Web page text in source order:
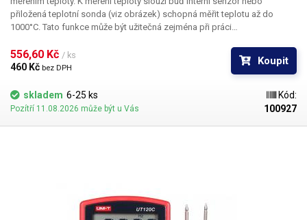
přiložená teplotní sonda (viz obrázek) schopná měřit teplotu až do
1000°C. Tato funkce může být užitečná zejména při práci
teploty; zvláště pokud pracujete s leadfree slitinami, kde je sledování
teploty důležité. Naměřená hodnota může být zobrazena ve stupních
556,60 Kč / ks
460 Kč bez DPH
Koupit
skladem 6-25 ks
Pozítří 11.08.2026 může být u Vás
Kód:
100927